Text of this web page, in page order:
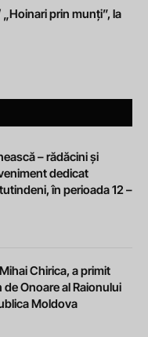
„Hoinari prin munți”, la
– rădăcini și
dedicat
în perioada 12 –
Chirica, a primit
Onoare al Raionului
Moldova